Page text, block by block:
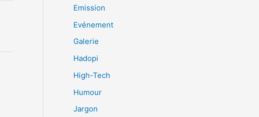
Emission
Evénement
Galerie
Hadopi
High-Tech
Humour
Jargon